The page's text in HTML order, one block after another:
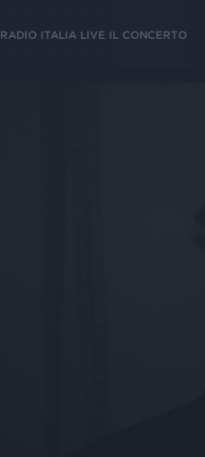
RADIO ITALIA LIVE IL CONCERTO